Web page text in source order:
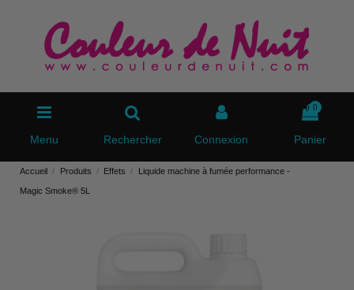
Menu Rechercher Connexion
0
Panier
Accueil Produits Effets Liquide machine à fumée performance -
Magic Smoke® 5L